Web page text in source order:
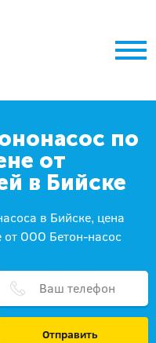
по
от
в Бийске
в Бийске, цена
ООО Бетон-насос
Отправить